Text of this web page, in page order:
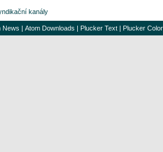
kanály
News | Atom Downloads | Plucker Text | Plucker Color